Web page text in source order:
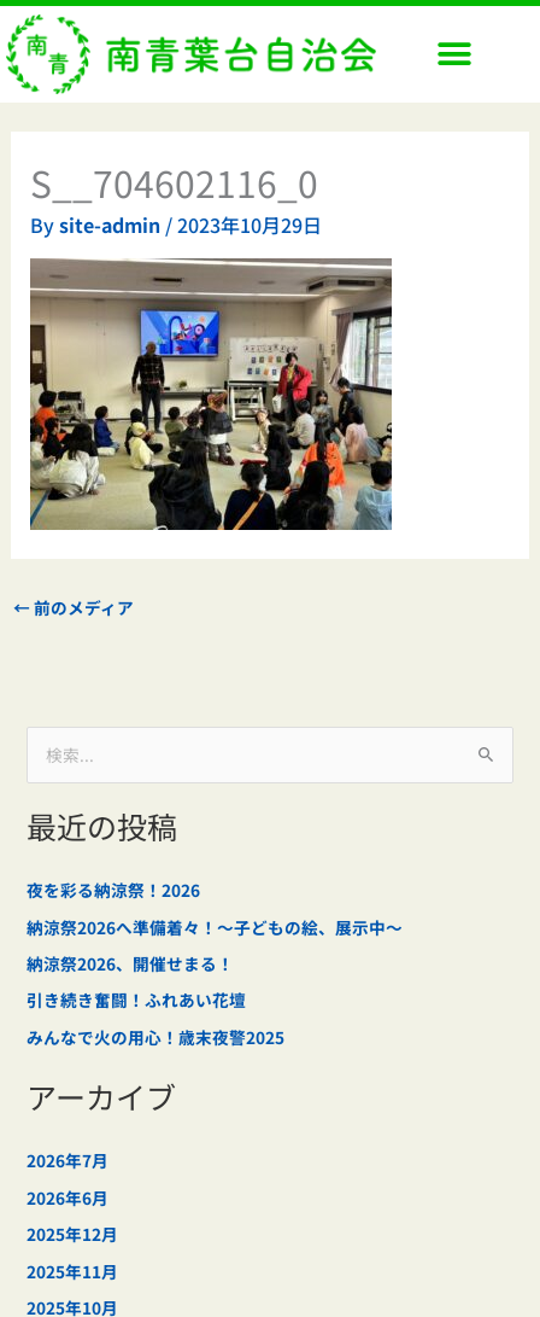
内
容
を
ス
キ
S__704602116_0
Bysite-admin /2023年10月29日
←前のメディア
索
対
:
最近の投稿
夜を彩る納涼祭！2026
納涼祭2026へ準備着々！～子どもの絵、展示中～
納涼祭2026、開催せまる！
引き続き奮闘！ふれあい花壇
みんなで火の用心！歳末夜警2025
アーカイブ
2026年7月
2026年6月
2025年12月
2025年11月
2025年10月